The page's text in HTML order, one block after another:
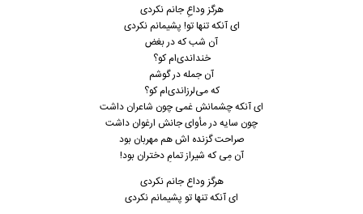
هرگز وداعِ جانم نکردی
ای آنکه تنها تو! پشیمانم نکردی
آن شب که در بغض
خنداندی‌ام کو؟
آن جمله در گوشم
که می‌لرزاندی‌ام کو؟
ای آنکه چشمانش غمی چون شاعران داشت
چون سایه در مأوای جانش ارغوان داشت
صراحت گزنده اش هم مهربان بود
آن مِی که شیراز تمامِ دختران بود!
هرگز وداع جانم نکردی
ای آنکه تنها تو پشیمانم نکردی